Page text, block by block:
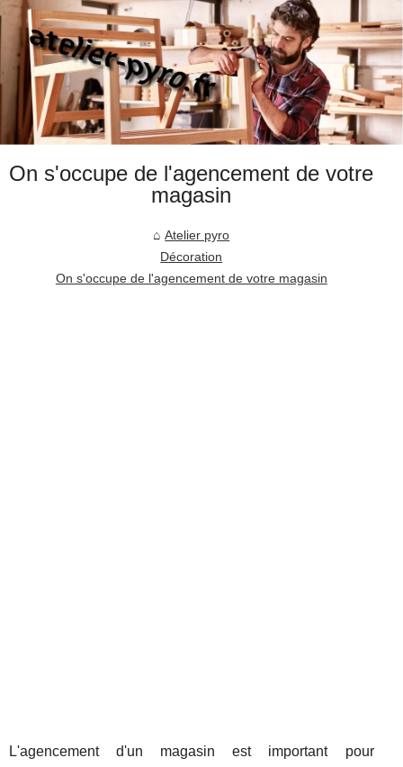
On s'occupe de l'agencement de votre
magasin
Atelier pyro
Décoration
On s'occupe de l'agencement de votre magasin
L'agencement d'un magasin est important pour